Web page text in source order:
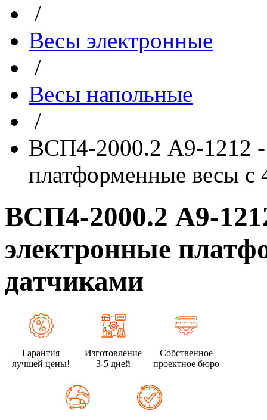
/
Весы электронные
/
Весы напольные
/
ВСП4-2000.2 А9-1212
платформенные весы с
ВСП4-2000.2 А9-
электронные
датчиками
Гарантия
лучшей цены!
Изготовление
3-5 дней
Собственное
проектное бюро